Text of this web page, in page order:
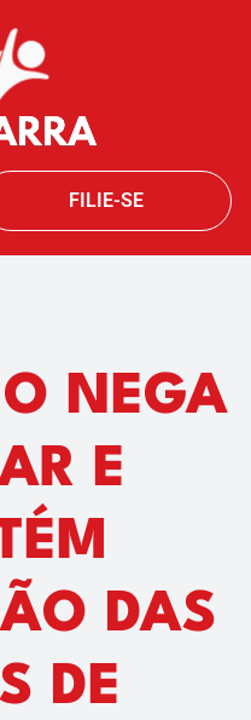
FILIE-SE
NEGA
E
DAS
DE